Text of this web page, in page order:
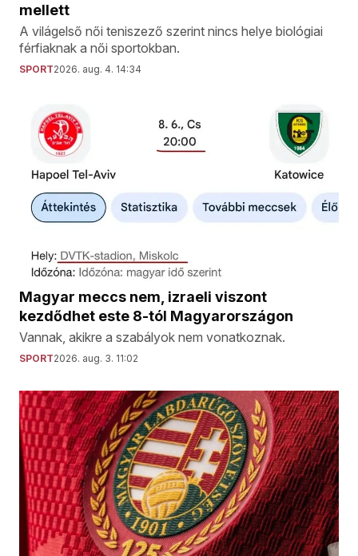
mellett
A világelső női teniszező szerint nincs helye biológiai
férfiaknak a női sportokban.
SPORT2026. aug. 4. 14:34
Magyar meccs nem, izraeli viszont
kezdődhet este 8-tól Magyarországon
Vannak, akikre a szabályok nem vonatkoznak.
SPORT2026. aug. 3. 11:02